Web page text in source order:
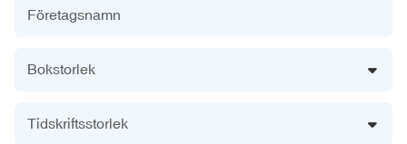
Företagsnamn
Bokstorlek
Tidskriftsstorlek